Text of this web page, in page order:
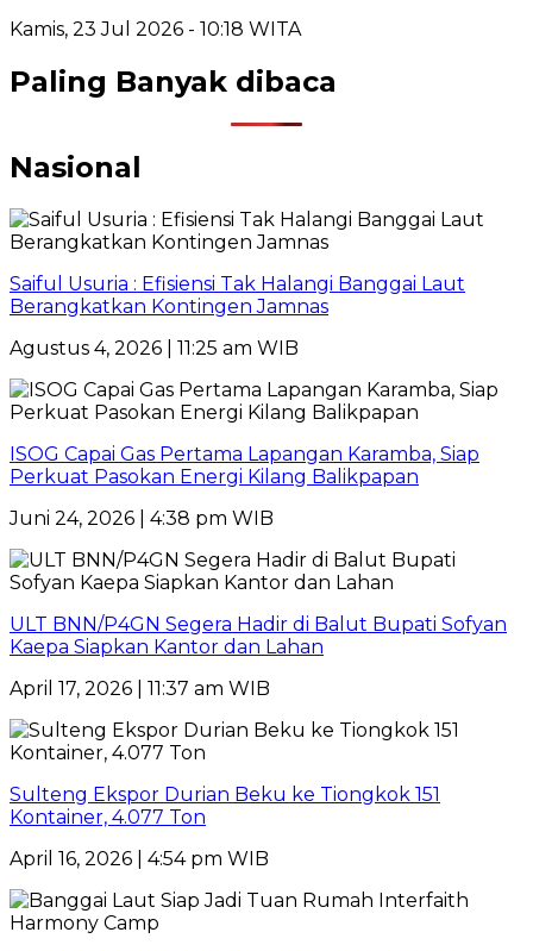
Kamis, 23 Jul 2026 - 10:18 WITA
Paling Banyak dibaca
Nasional
Saiful Usuria : Efisiensi Tak Halangi Banggai Laut
Berangkatkan Kontingen Jamnas
Agustus 4, 2026 | 11:25 am WIB
ISOG Capai Gas Pertama Lapangan Karamba, Siap
Perkuat Pasokan Energi Kilang Balikpapan
Juni 24, 2026 | 4:38 pm WIB
ULT BNN/P4GN Segera Hadir di Balut Bupati Sofyan
Kaepa Siapkan Kantor dan Lahan
April 17, 2026 | 11:37 am WIB
Sulteng Ekspor Durian Beku ke Tiongkok 151
Kontainer, 4.077 Ton
April 16, 2026 | 4:54 pm WIB